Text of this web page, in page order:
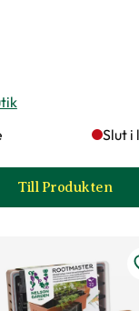
Slut i
Till Produkten
till